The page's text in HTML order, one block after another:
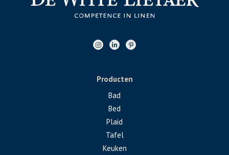
Producten
Bad
Bed
Plaid
Tafel
Keuken